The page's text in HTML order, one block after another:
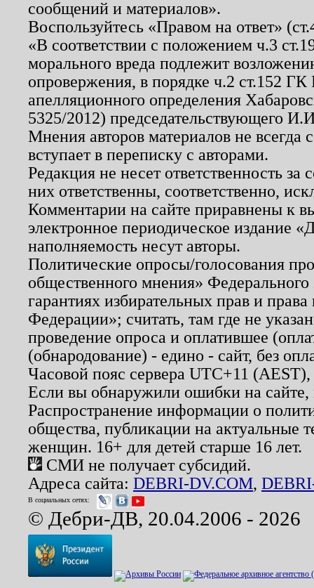
сообщений и материалов».
Воспользуйтесь «Правом на ответ»
«В соответствии с положением ч.3
морального вреда подлежит
опровержения, в порядке ч.2 ст.152
апелляционного определения
5325/2012) председательствующего
Мнения авторов материалов не
вступает в переписку с авторами.
Редакция не несет ответственность
них ответственны, соответственно,
Комментарии на сайте приравнены к
электронное периодическое издание
наполняемость несут авторы.
Политические опросы/голосования
общественного мнения»
гарантиях избирательных прав и
Федерации»; считать, там где не
проведение опроса и оплатившее
(обнародование) - едино - сайт, без
Часовой пояс сервера UTC+11
Если вы обнаружили ошибки на
Распространение информации о
общества, публикации на актуальные
женщин. 16+ для детей старше 16 лет.
СМИ не получает субсидий.
Адреса сайта: DEBRI-DV.COM,
В социальных сетях:
© Дебри-ДВ, 20.04.2006 - 2026